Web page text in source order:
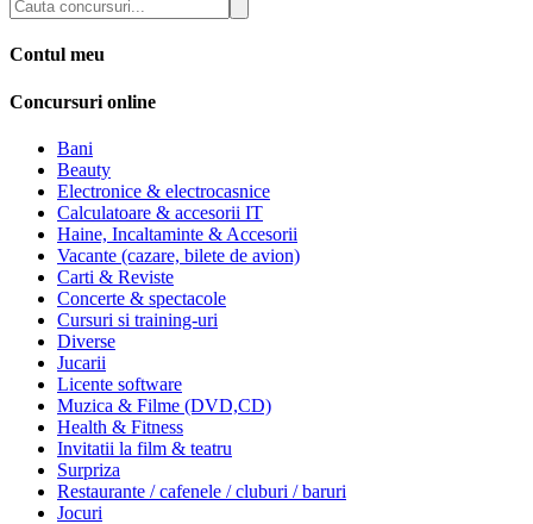
Contul meu
Concursuri online
Bani
Beauty
Electronice & electrocasnice
Calculatoare & accesorii IT
Haine, Incaltaminte & Accesorii
Vacante (cazare, bilete de avion)
Carti & Reviste
Concerte & spectacole
Cursuri si training-uri
Diverse
Jucarii
Licente software
Muzica & Filme (DVD,CD)
Health & Fitness
Invitatii la film & teatru
Surpriza
Restaurante / cafenele / cluburi / baruri
Jocuri